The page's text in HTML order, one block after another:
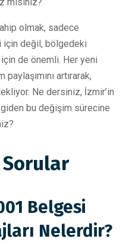
olmak, sadece
için değil, bölgedeki
de önemli. Her yeni
artırarak,
Ne dersiniz, İzmir’in
giden bu değişim sürecine
Sorular
Belgesi
Nelerdir?